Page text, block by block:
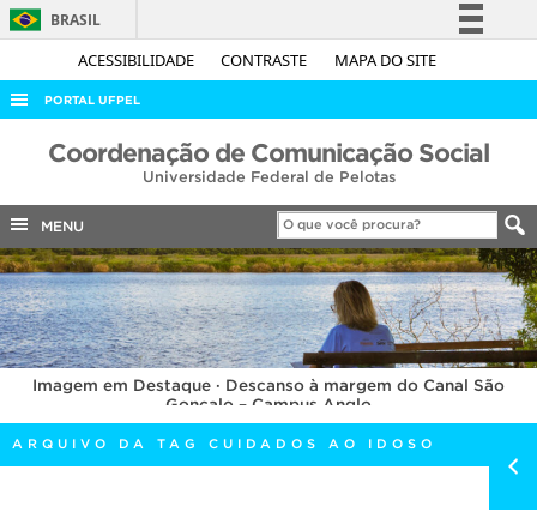
ACESSIBILIDADE CONTRASTE MAPA DO SITE
BRASIL
Simplifique!
Acesso à informação
Legislação
Canais
PORTAL UFPEL
ACESSO À INFORMAÇÃO
COBALTO
CONCURSOS
EDITAIS
INTERNACIONAL
OUVIDORIA
PORTARIAS
TELEFONES
Coordenação de Comunicação Social
Universidade Federal de Pelotas
MENU
Imagem em Destaque · Descanso à margem do Canal São
Gonçalo – Campus Anglo
ARQUIVO DA TAG CUIDADOS AO IDOSO